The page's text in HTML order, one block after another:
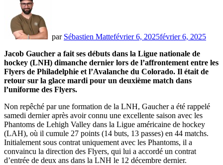
par Sébastien Mattefévrier 6, 2025février 6, 2025
Jacob Gaucher a fait ses débuts dans la Ligue nationale de
hockey (LNH) dimanche dernier lors de l’affrontement entre les
Flyers de Philadelphie et l’Avalanche du Colorado. Il était de
retour sur la glace mardi pour un deuxième match dans
l’uniforme des Flyers.
Non repêché par une formation de la LNH, Gaucher a été rappelé
samedi dernier après avoir connu une excellente saison avec les
Phantoms de Lehigh Valley dans la Ligue américaine de hockey
(LAH), où il cumule 27 points (14 buts, 13 passes) en 44 matchs.
Initialement sous contrat uniquement avec les Phantoms, il a
convaincu la direction des Flyers, qui lui a accordé un contrat
d’entrée de deux ans dans la LNH le 12 décembre dernier.